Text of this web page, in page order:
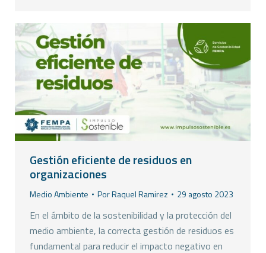
Gestión eficiente de residuos en
organizaciones
Medio Ambiente PorRaquel Ramirez 29 agosto 2023
En el ámbito de la sostenibilidad y la protección del
medio ambiente, la correcta gestión de residuos es
fundamental para reducir el impacto negativo en